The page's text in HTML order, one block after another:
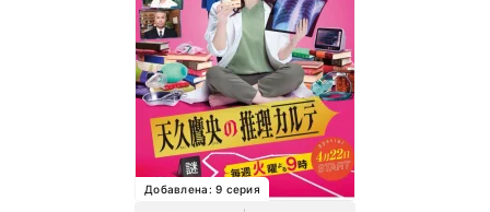
Добавлена: 9 серия